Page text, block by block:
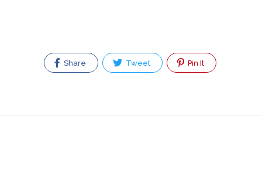
Share Tweet Pin It